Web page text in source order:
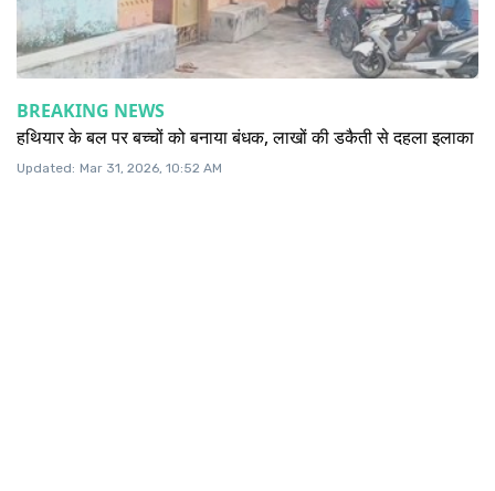
BREAKING NEWS
हथियार के बल पर बच्चों को बनाया बंधक, लाखों की डकैती से दहला इलाका
Updated: Mar 31, 2026, 10:52 AM